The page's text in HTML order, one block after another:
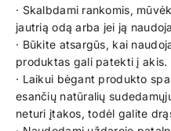
· Skalbdami rankomis,
jautrią odą arba jei ją
· Būkite atsargūs, kai
produktas gali patekti į akis.
· Laikui bėgant produkto
esančių natūralių
neturi įtakos, todėl galite